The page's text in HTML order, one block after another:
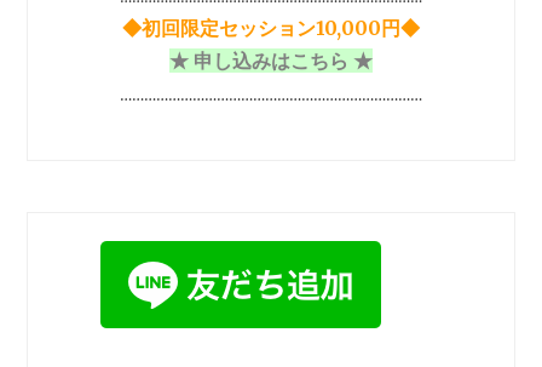
◆初回限定セッション10,000円◆
★ 申し込みはこちら ★
…………………………………………………………………